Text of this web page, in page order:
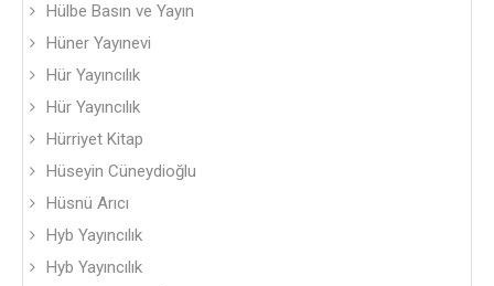
Hülbe Basın ve Yayın
Hüner Yayınevi
Hür Yayıncılık
Hür Yayıncılık
Hürriyet Kitap
Hüseyin Cüneydioğlu
Hüsnü Arıcı
Hyb Yayıncılık
Hyb Yayıncılık